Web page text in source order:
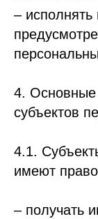
– исполнять
4. Основные
субъектов
4.1.
имеют
– получать